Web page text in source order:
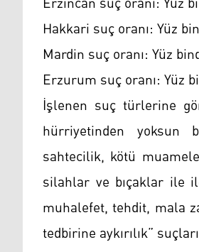
Hakkari suç oranı: Yüz
Mardin suç oranı: Yüz
Erzurum suç oranı: Yüz
İşlenen suç türlerine
hürriyetinden yoksun
sahtecilik, kötü
silahlar ve bıçaklar ile
muhalefet, tehdit, mala
tedbirine aykırılık”